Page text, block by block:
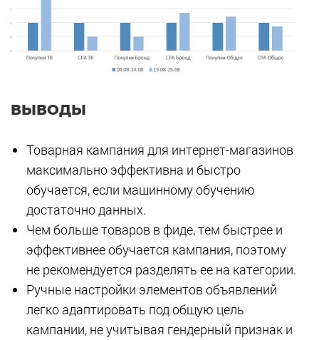
ВЫВОДЫ
Товарная кампания для интернет-магазинов
максимально эффективна и быстро
обучается, если машинному обучению
достаточно данных.
Чем больше товаров в фиде, тем быстрее и
эффективнее обучается кампания, поэтому
не рекомендуется разделять ее на категории.
Ручные настройки элементов объявлений
легко адаптировать под общую цель
кампании, не учитывая гендерный признак и